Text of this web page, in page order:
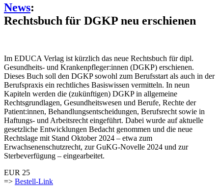
News:
Rechtsbuch für DGKP neu erschienen
Im EDUCA Verlag ist kürzlich das neue Rechtsbuch für dipl.
Gesundheits- und Krankenpfleger:innen (DGKP) erschienen.
Dieses Buch soll den DGKP sowohl zum Berufsstart als auch in der
Berufspraxis ein rechtliches Basiswissen vermitteln. In neun
Kapiteln werden die (zukünftigen) DGKP in allgemeine
Rechtsgrundlagen, Gesundheitswesen und Berufe, Rechte der
Patient:innen, Behandlungsentscheidungen, Berufsrecht sowie in
Haftungs- und Arbeitsrecht eingeführt. Dabei wurde auf aktuelle
gesetzliche Entwicklungen Bedacht genommen und die neue
Rechtslage mit Stand Oktober 2024 – etwa zum
Erwachsenenschutzrecht, zur GuKG-Novelle 2024 und zur
Sterbeverfügung – eingearbeitet.
EUR 25
=> Bestell-Link